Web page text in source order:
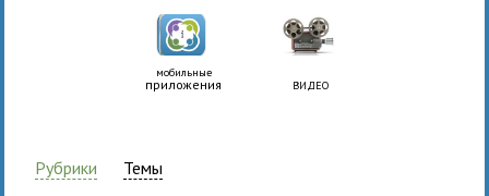
мобильные
приложения ВИДЕО
Рубрики Темы